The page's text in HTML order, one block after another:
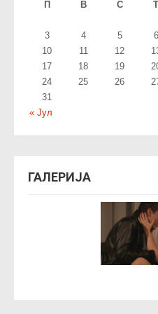
П В С T
« Јул
3
4 5 6
10
11 12
17
18 19
24
25 26
31
ГАЛЕРИЈА